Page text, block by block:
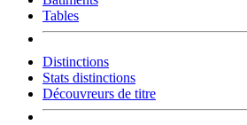
Tables
Distinctions
Stats distinctions
Découvreurs de titre